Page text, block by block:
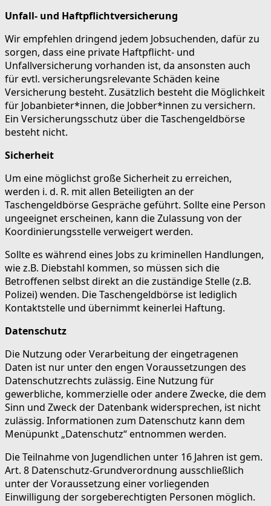
Unfall- und Haftpflichtversicherung
Wir empfehlen dringend jedem Jobsuchenden, dafür zu
sorgen, dass eine private Haftpflicht- und
Unfallversicherung vorhanden ist, da ansonsten auch
für evtl. versicherungsrelevante Schäden keine
Versicherung besteht. Zusätzlich besteht die Möglichkeit
für Jobanbieter*innen, die Jobber*innen zu versichern.
Ein Versicherungsschutz über die Taschengeldbörse
besteht nicht.
Sicherheit
Um eine möglichst große Sicherheit zu erreichen,
werden i. d. R. mit allen Beteiligten an der
Taschengeldbörse Gespräche geführt. Sollte eine Person
ungeeignet erscheinen, kann die Zulassung von der
Koordinierungsstelle verweigert werden.
Sollte es während eines Jobs zu kriminellen Handlungen,
wie z.B. Diebstahl kommen, so müssen sich die
Betroffenen selbst direkt an die zuständige Stelle (z.B.
Polizei) wenden. Die Taschengeldbörse ist lediglich
Kontaktstelle und übernimmt keinerlei Haftung.
Datenschutz
Die Nutzung oder Verarbeitung der eingetragenen
Daten ist nur unter den engen Voraussetzungen des
Datenschutzrechts zulässig. Eine Nutzung für
gewerbliche, kommerzielle oder andere Zwecke, die dem
Sinn und Zweck der Datenbank widersprechen, ist nicht
zulässig. Informationen zum Datenschutz kann dem
Menüpunkt „Datenschutz“ entnommen werden.
Die Teilnahme von Jugendlichen unter 16 Jahren ist gem.
Art. 8 Datenschutz-Grundverordnung ausschließlich
unter der Voraussetzung einer vorliegenden
Einwilligung der sorgeberechtigten Personen möglich.